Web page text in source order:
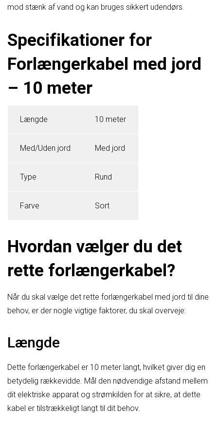
mod stænk af vand og kan bruges sikkert udendørs.
Specifikationer for
Forlængerkabel med jord
– 10 meter
Længde 10 meter
Med/Uden jord Med jord
Type Rund
Farve Sort
Hvordan vælger du det
rette forlængerkabel?
Når du skal vælge det rette forlængerkabel med jord til dine
behov, er der nogle vigtige faktorer, du skal overveje:
Længde
Dette forlængerkabel er 10 meter langt, hvilket giver dig en
betydelig rækkevidde. Mål den nødvendige afstand mellem
dit elektriske apparat og strømkilden for at sikre, at dette
kabel er tilstrækkeligt langt til dit behov.